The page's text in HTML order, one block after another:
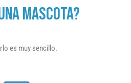
MASCOTA?
es muy sencillo.